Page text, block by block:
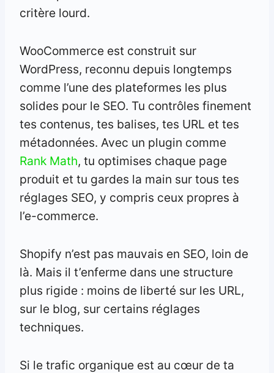
critère lourd.
WooCommerce est construit sur
WordPress, reconnu depuis longtemps
comme l’une des plateformes les plus
solides pour le SEO. Tu contrôles finement
tes contenus, tes balises, tes URL et tes
métadonnées. Avec un plugin comme
Rank Math, tu optimises chaque page
produit et tu gardes la main sur tous tes
réglages SEO, y compris ceux propres à
l’e-commerce.
Shopify n’est pas mauvais en SEO, loin de
là. Mais il t’enferme dans une structure
plus rigide : moins de liberté sur les URL,
sur le blog, sur certains réglages
techniques.
Si le trafic organique est au cœur de ta